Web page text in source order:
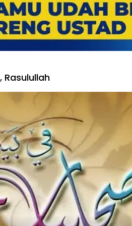
Rasulullah